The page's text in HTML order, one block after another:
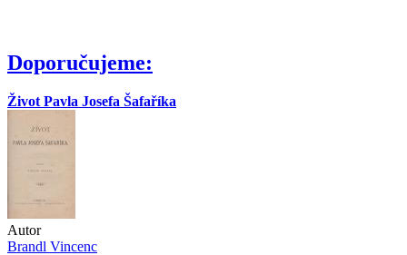
Doporučujeme:
Život Pavla Josefa Šafaříka
Autor
Brandl Vincenc